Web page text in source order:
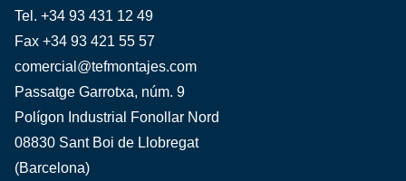
Tel. +34 93 431 12 49
Fax +34 93 421 55 57
comercial@tefmontajes.com
Passatge Garrotxa, núm. 9
Polígon Industrial Fonollar Nord
08830 Sant Boi de Llobregat
(Barcelona)